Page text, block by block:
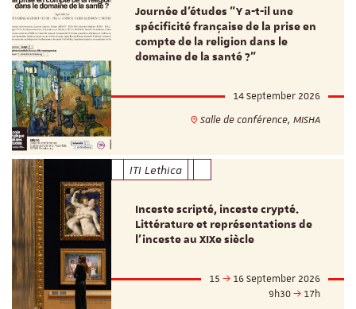
Journée d’études "Y a-t-il une
spécificité française de la prise en
compte de la religion dans le
domaine de la santé ?"
14 September 2026
Salle de conférence, MISHA
ITI Lethica
Inceste scripté, inceste crypté.
Littérature et représentations de
l’inceste au XIXe siècle
15
16 September 2026
9h30
17h